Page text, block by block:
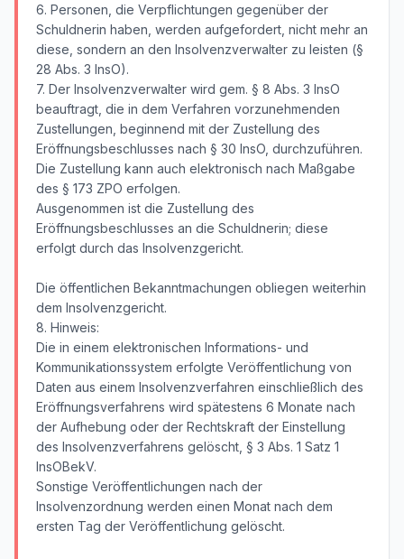
6. Personen, die Verpflichtungen gegenüber der
Schuldnerin haben, werden aufgefordert, nicht mehr an
diese, sondern an den Insolvenzverwalter zu leisten (§
28 Abs. 3 InsO).
7. Der Insolvenzverwalter wird gem. § 8 Abs. 3 InsO
beauftragt, die in dem Verfahren vorzunehmenden
Zustellungen, beginnend mit der Zustellung des
Eröffnungsbeschlusses nach § 30 InsO, durchzuführen.
Die Zustellung kann auch elektronisch nach Maßgabe
des § 173 ZPO erfolgen.
Ausgenommen ist die Zustellung des
Eröffnungsbeschlusses an die Schuldnerin; diese
erfolgt durch das Insolvenzgericht.
Die öffentlichen Bekanntmachungen obliegen weiterhin
dem Insolvenzgericht.
8. Hinweis:
Die in einem elektronischen Informations- und
Kommunikationssystem erfolgte Veröffentlichung von
Daten aus einem Insolvenzverfahren einschließlich des
Eröffnungsverfahrens wird spätestens 6 Monate nach
der Aufhebung oder der Rechtskraft der Einstellung
des Insolvenzverfahrens gelöscht, § 3 Abs. 1 Satz 1
InsOBekV.
Sonstige Veröffentlichungen nach der
Insolvenzordnung werden einen Monat nach dem
ersten Tag der Veröffentlichung gelöscht.